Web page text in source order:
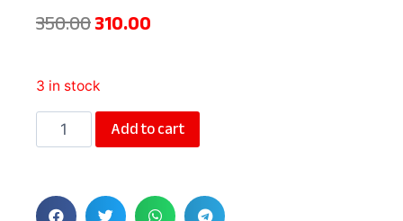
350.00310.00
3 in stock
Add to cart